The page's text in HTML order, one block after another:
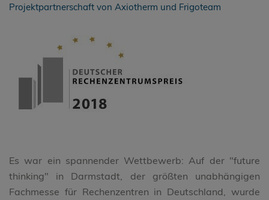
Projektpartnerschaft von Axiotherm und Frigoteam
Es war ein spannender Wettbewerb: Auf der "future
thinking" in Darmstadt, der größten unabhängigen
Fachmesse für Rechenzentren in Deutschland, wurde